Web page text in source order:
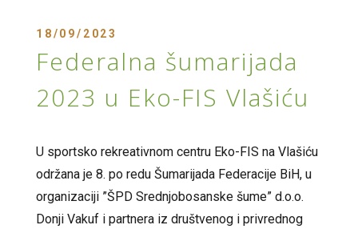
18/09/2023
Federalna šumarijada
2023 u Eko-FIS Vlašiću
U sportsko rekreativnom centru Eko-FIS na Vlašiću
održana je 8. po redu Šumarijada Federacije BiH, u
organizaciji ”ŠPD Srednjobosanske šume” d.o.o.
Donji Vakuf i partnera iz društvenog i privrednog